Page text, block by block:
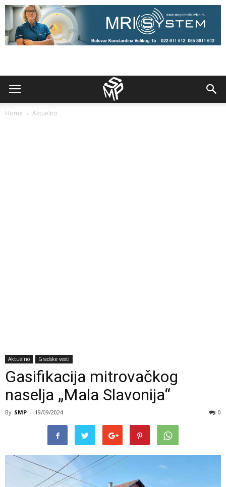
Home Aktuelno
Aktuelno Gradske vesti
Gasifikacija mitrovačkog
naselja „Mala Slavonija“
By SMP - 19/09/2024 0